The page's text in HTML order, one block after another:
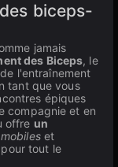
biceps-
jamais
des Biceps, le
l'entraînement
tant que vous
épiques
compagnie et en
offre un
mobileset
tout le